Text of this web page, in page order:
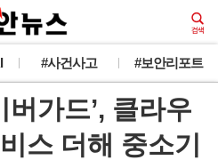
#사건사고 #보안리포트
버가드’, 클라우
스 더해 중소기